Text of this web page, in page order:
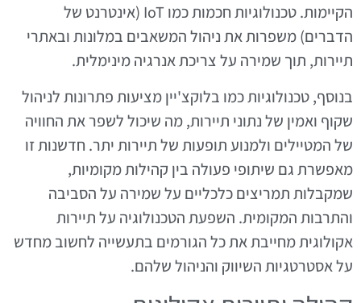
הקיימות. טכנולוגיות חכמות כמו IoT (אינטרנט של
הדברים) משפרות את ניהול המשאבים במלונות ובאתרי
תיירות, תוך שמירה על צריכת אנרגיה מינימלית.
בנוסף, טכנולוגיות כמו בלוקצ'יין מציעות פתרונות לניהול
שקוף ואמין של נתוני תיירות, מה שיכול לשפר את החוויה
של המטיילים ולמנוע תופעות של תיירות יתר. חדשנות זו
מאפשרת גם שיתופי פעולה בין קהילות מקומיות,
שמקבלות תמריצים כלכליים על שמירה על הסביבה
והתרבות המקומית. השפעת הטכנולוגיה על תיירות
אקולוגית מחייבת את כל הגורמים בתעשייה לחשוב מחדש
על אסטרטגיות השיווק והניהול שלהם.